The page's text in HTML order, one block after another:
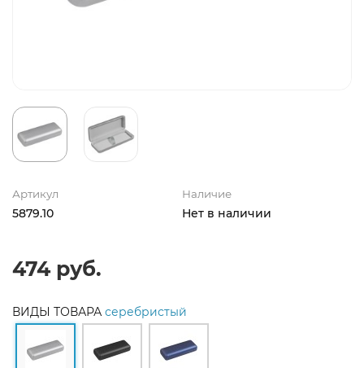
Артикул
5879.10
Наличие
Нет в наличии
474 руб.
ВИДЫ ТОВАРА серебристый